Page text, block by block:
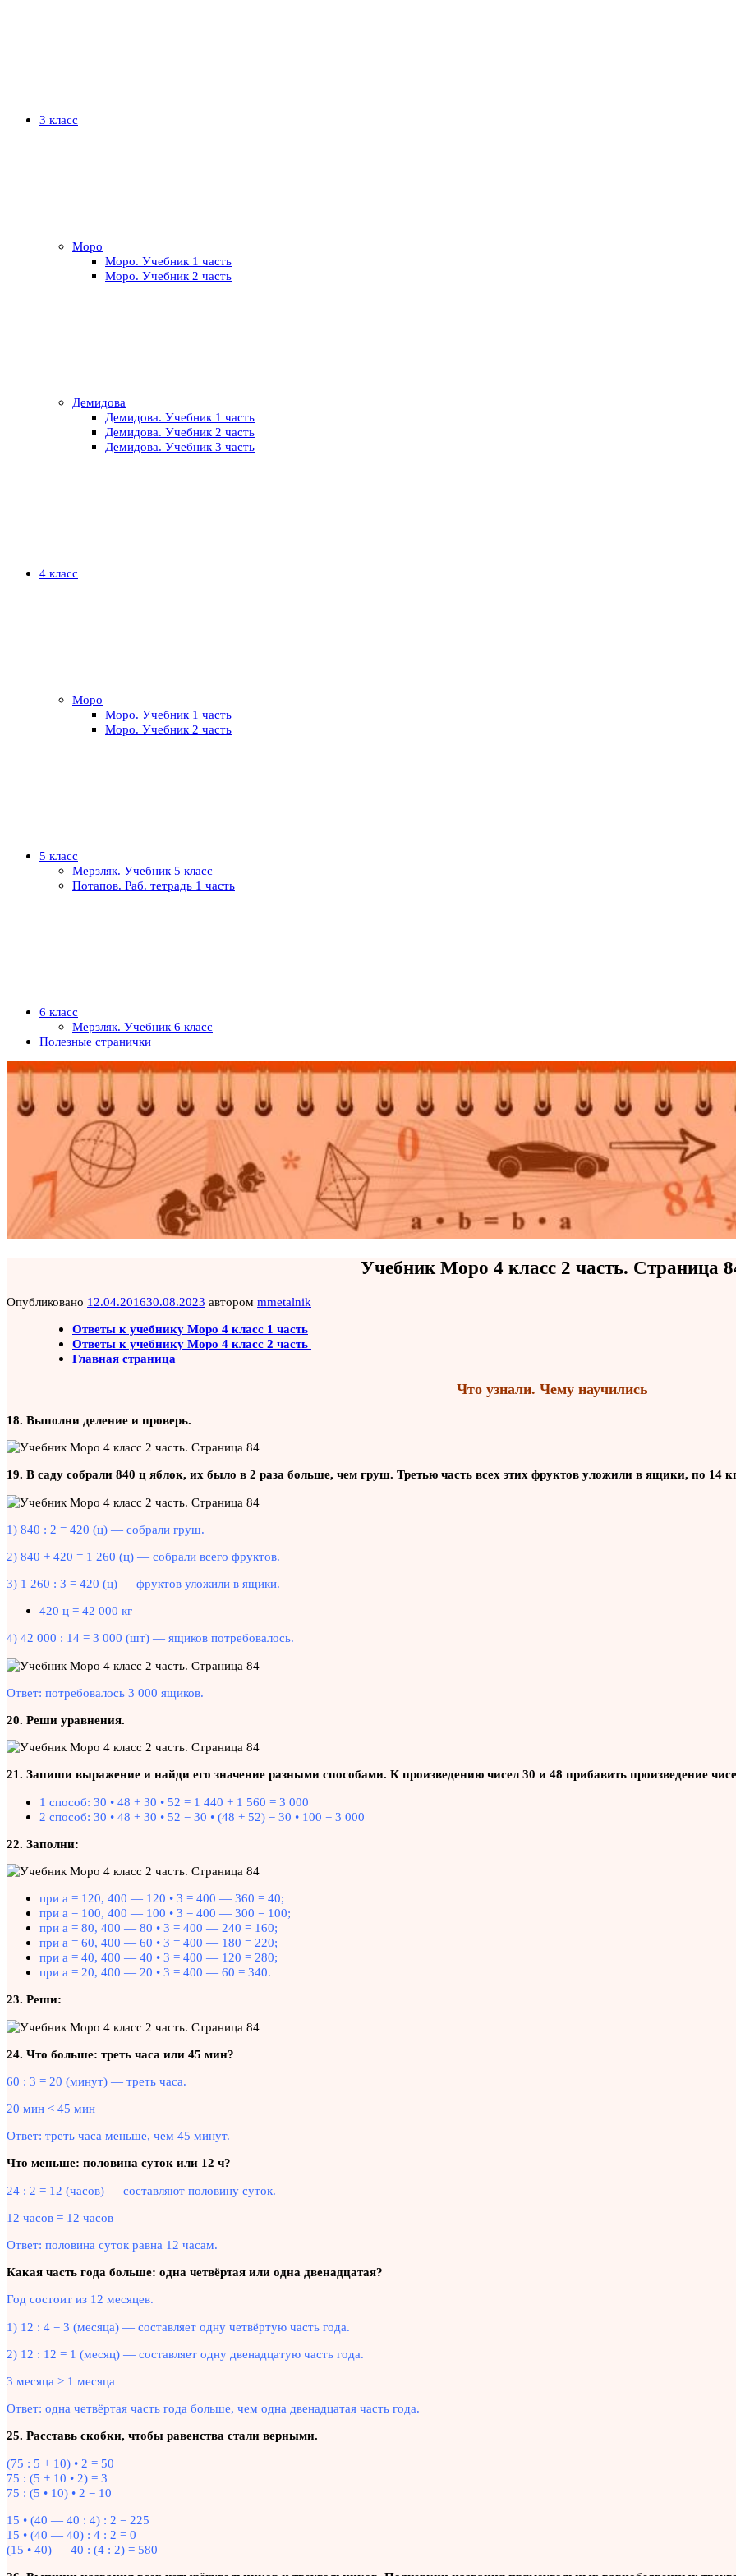
3 класс
Моро
Моро. Учебник 1 часть
Моро. Учебник 2 часть
Демидова
Демидова. Учебник 1 часть
Демидова. Учебник 2 часть
Демидова. Учебник 3 часть
4 класс
Моро
Моро. Учебник 1 часть
Моро. Учебник 2 часть
5 класс
Мерзляк. Учебник 5 класс
Потапов. Раб. тетрадь 1 часть
6 класс
Мерзляк. Учебник 6 класс
Полезные странички
Учебник Моро 4 класс 2 часть. Страница
Опубликовано 12.04.201630.08.2023 автором mmetalnik
Ответы к учебнику Моро 4 класс 1 часть
Ответы к учебнику Моро 4 класс 2 часть
Главная страница
Что узнали. Чему научились
18. Выполни деление и проверь.
19. В саду собрали 840 ц яблок, их было в 2 раза больше, чем груш. Третью часть всех этих фруктов уложили в ящики, по 14
1) 840 : 2 = 420 (ц) — собрали груш.
2) 840 + 420 = 1 260 (ц) — собрали всего фруктов.
3) 1 260 : 3 = 420 (ц) — фруктов уложили в ящики.
420 ц = 42 000 кг
4) 42 000 : 14 = 3 000 (шт) — ящиков потребовалось.
Ответ: потребовалось 3 000 ящиков.
20. Реши уравнения.
21. Запиши выражение и найди его значение разными способами. К произведению чисел 30 и 48 прибавить произведение
1 способ: 30 • 48 + 30 • 52 = 1 440 + 1 560 = 3 000
2 способ: 30 • 48 + 30 • 52 = 30 • (48 + 52) = 30 • 100 = 3 000
22. Заполни:
при а = 120, 400 — 120 • 3 = 400 — 360 = 40;
при а = 100, 400 — 100 • 3 = 400 — 300 = 100;
при а = 80, 400 — 80 • 3 = 400 — 240 = 160;
при а = 60, 400 — 60 • 3 = 400 — 180 = 220;
при а = 40, 400 — 40 • 3 = 400 — 120 = 280;
при а = 20, 400 — 20 • 3 = 400 — 60 = 340.
23. Реши:
24. Что больше: треть часа или 45 мин?
60 : 3 = 20 (минут) — треть часа.
20 мин < 45 мин
Ответ: треть часа меньше, чем 45 минут.
Что меньше: половина суток или 12 ч?
24 : 2 = 12 (часов) — составляют половину суток.
12 часов = 12 часов
Ответ: половина суток равна 12 часам.
Какая часть года больше: одна четвёртая или одна двенадцатая?
Год состоит из 12 месяцев.
1) 12 : 4 = 3 (месяца) — составляет одну четвёртую часть года.
2) 12 : 12 = 1 (месяц) — составляет одну двенадцатую часть года.
3 месяца > 1 месяца
Ответ: одна четвёртая часть года больше, чем одна двенадцатая часть года.
25. Расставь скобки, чтобы равенства стали верными.
(75 : 5 + 10) • 2 = 50
75 : (5 + 10 • 2) = 3
75 : (5 • 10) • 2 = 10
15 • (40 — 40 : 4) : 2 = 225
15 • (40 — 40) : 4 : 2 = 0
(15 • 40) — 40 : (4 : 2) = 580